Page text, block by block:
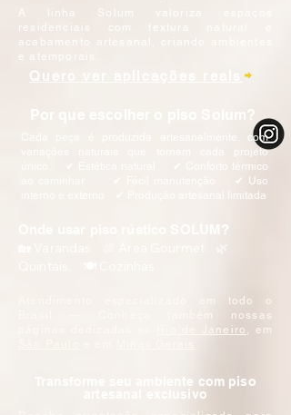
Atendimento especializado em todo o
Brasil — Conheça também nossas
Rio de Janeiro , em
Por que escolher o piso Solum?
Cada peça é produzida artesanalmente, com
variações naturais que tornam cada projeto
✔ Estética natural ✔ Conforto térmico
ao caminhar ✔ Fácil manutenção ✔ Uso
interno e externo ✔ Produção artesanal limitada
Transforme seu ambiente com piso
artesanal exclusivo
A linha Solum valoriza espaços
residenciais com textura natural e
acabamento artesanal, criando ambientes
e atemporais.
Quero ver aplicações reais
Onde usar piso rústico SOLUM?
🏡 Varandas 🍖 Área Gourmet 🌿